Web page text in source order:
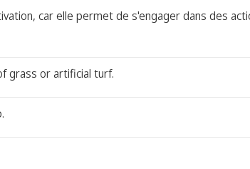
car elle permet de s'engager dans des
grass or artificial turf.